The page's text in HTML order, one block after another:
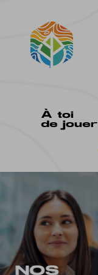
NOS
À toi
de jouer